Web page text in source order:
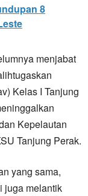
8
menjabat
Kelas I Tanjung
Kepelautan
Tanjung Perak.
yang sama,
juga melantik